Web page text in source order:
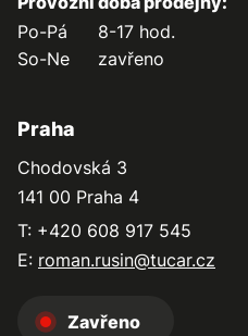
Po-Pá
8-17 hod.
So-Ne
zavřeno
Praha
Chodovská 3
141 00 Praha 4
T: +420 608 917 545
E: roman.rusin@tucar.cz
Zavřeno